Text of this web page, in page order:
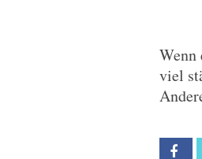
Wenn
viel